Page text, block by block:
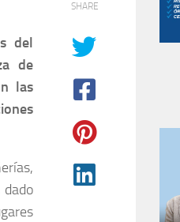
del
de
las
SHARE